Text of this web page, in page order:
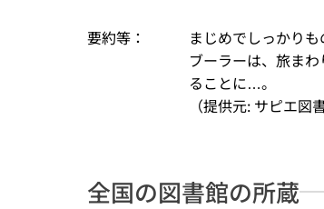
要約等：
まじめでしっかり
ブーラーは、旅ま
ることに…。
（提供元: サピエ図
全国の図書館の所蔵